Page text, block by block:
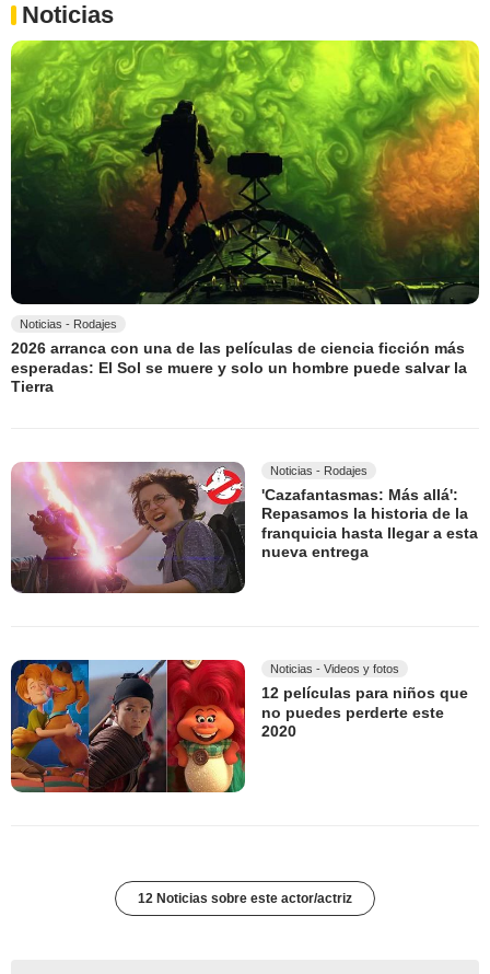
Noticias
Noticias - Rodajes
2026 arranca con una de las películas de ciencia ficción más
esperadas: El Sol se muere y solo un hombre puede salvar la
Tierra
Noticias - Rodajes
'Cazafantasmas: Más allá':
Repasamos la historia de la
franquicia hasta llegar a esta
nueva entrega
Noticias - Videos y fotos
12 películas para niños que
no puedes perderte este
2020
12 Noticias sobre este actor/actriz